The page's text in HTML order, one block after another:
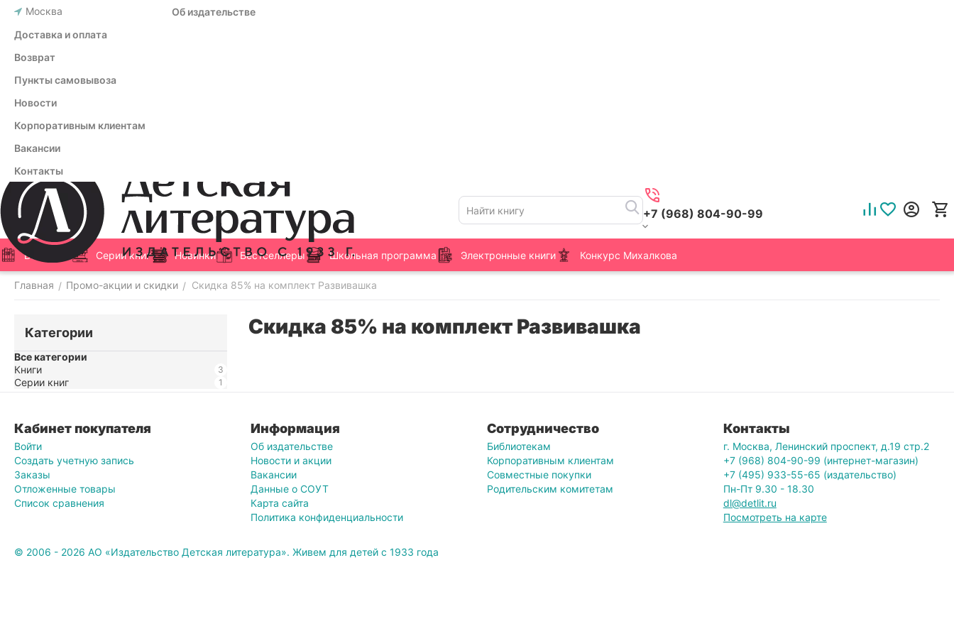
Москва
Об издательстве
Доставка и оплата
Возврат
Пункты самовывоза
Новости
Корпоративным клиентам
Вакансии
Контакты
+7 (968) 804-90-99
Все книги Серии книг Новинки Бестселлеры Школьная программа Электронные книги Конкурс Михалкова
Главная / Промо-акции и скидки / Скидка 85% на комплект Развивашка
Скидка 85% на комплект Развивашка
Категории
Все категории
Книги
3
Серии книг 1
Кабинет покупателя
Войти
Создать учетную запись
Заказы
Отложенные товары
Список сравнения
Информация
Об издательстве
Новости и акции
Вакансии
Данные о СОУТ
Карта сайта
Политика конфиденциальности
Сотрудничество
Библиотекам
Корпоративным клиентам
Совместные покупки
Родительским комитетам
Контакты
г. Москва, Ленинский проспект, д.19 стр.2
+7 (968) 804-90-99 (интернет-магазин)
+7 (495) 933-55-65 (издательство)
Пн-Пт 9.30 - 18.30
dl@detlit.ru
Посмотреть на карте
© 2006 - 2026 АО «Издательство Детская литература». Живем для детей с 1933 года